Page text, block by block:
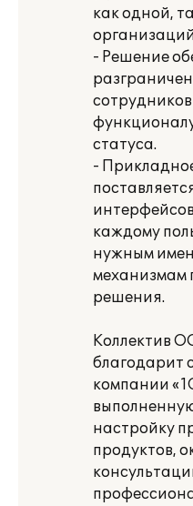
как одной,
- Решение
статуса.
-
каждому
нужным
механизмам
решения.
Коллектив
благодарит
компании
настройку
продуктов,